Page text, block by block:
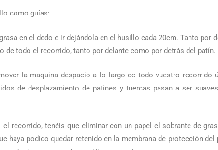
como guías:
en el dedo e ir dejándola en el husillo cada 20cm. Tanto por
de todo el recorrido, tanto por delante como por detrás del patín.
la maquina despacio a lo largo de todo vuestro recorrido
de desplazamiento de patines y tuercas pasan a ser
recorrido, tenéis que eliminar con un papel el sobrante de
haya podido quedar retenido en la membrana de protección